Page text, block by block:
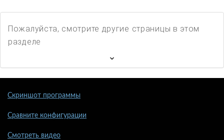
Пожалуйста, смотрите другие страницы в этом
разделе
Скриншот программы
Сравните конфигурации
Смотреть видео